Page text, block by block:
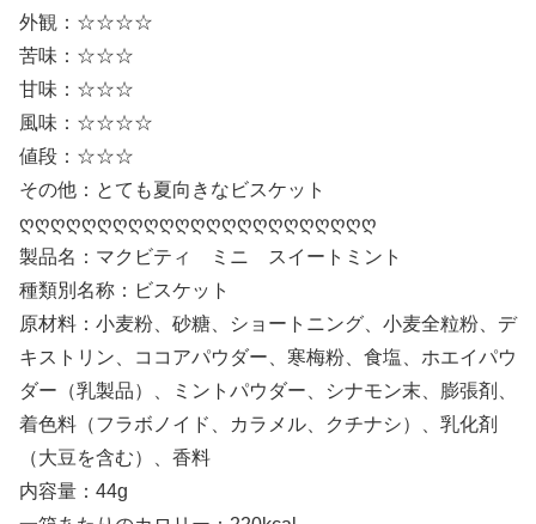
外観：☆☆☆☆
苦味：☆☆☆
甘味：☆☆☆
風味：☆☆☆☆
値段：☆☆☆
その他：とても夏向きなビスケット
ღღღღღღღღღღღღღღღღღღღღღღღ
製品名：マクビティ ミニ スイートミント
種類別名称：ビスケット
原材料：小麦粉、砂糖、ショートニング、小麦全粒粉、デ
キストリン、ココアパウダー、寒梅粉、食塩、ホエイパウ
ダー（乳製品）、ミントパウダー、シナモン末、膨張剤、
着色料（フラボノイド、カラメル、クチナシ）、乳化剤
（大豆を含む）、香料
内容量：44g